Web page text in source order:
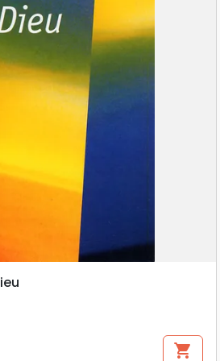
shopping_cart